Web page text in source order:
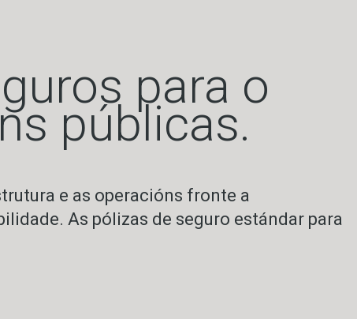
para o
públicas.
e as operacións fronte a
As pólizas de seguro estándar para